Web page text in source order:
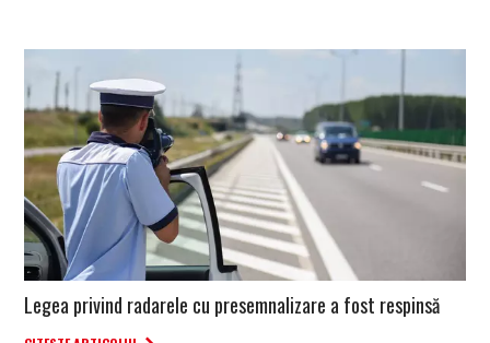
Legea privind radarele cu presemnalizare a fost respinsă